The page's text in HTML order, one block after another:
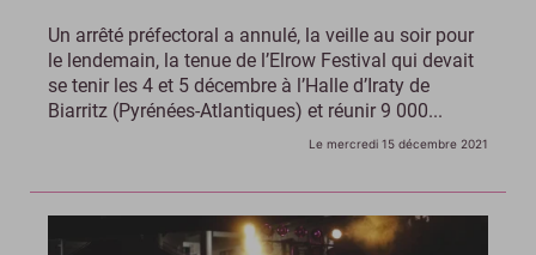
Un arrêté préfectoral a annulé, la veille au soir pour
le lendemain, la tenue de l’Elrow Festival qui devait
se tenir les 4 et 5 décembre à l’Halle d’Iraty de
Biarritz (Pyrénées-Atlantiques) et réunir 9 000...
Le mercredi 15 décembre 2021